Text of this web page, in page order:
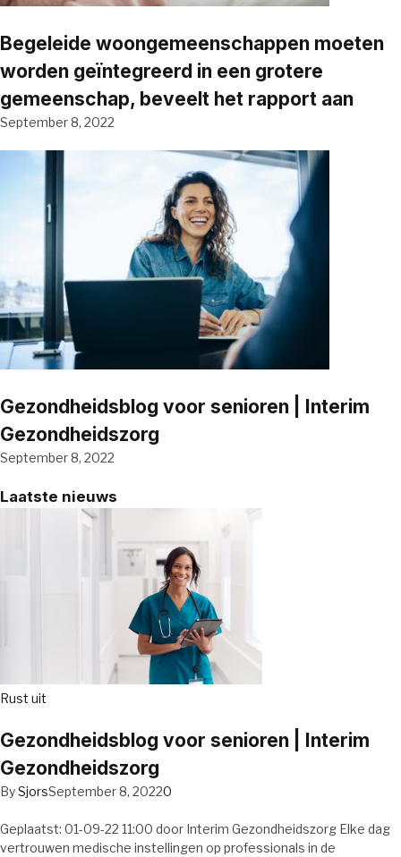
Begeleide woongemeenschappen moeten
worden geïntegreerd in een grotere
gemeenschap, beveelt het rapport aan
September 8, 2022
Gezondheidsblog voor senioren | Interim
Gezondheidszorg
September 8, 2022
Laatste nieuws
Rust uit
Gezondheidsblog voor senioren | Interim
Gezondheidszorg
BySjorsSeptember 8, 20220
Geplaatst: 01-09-22 11:00 door Interim Gezondheidszorg Elke dag
vertrouwen medische instellingen op professionals in de